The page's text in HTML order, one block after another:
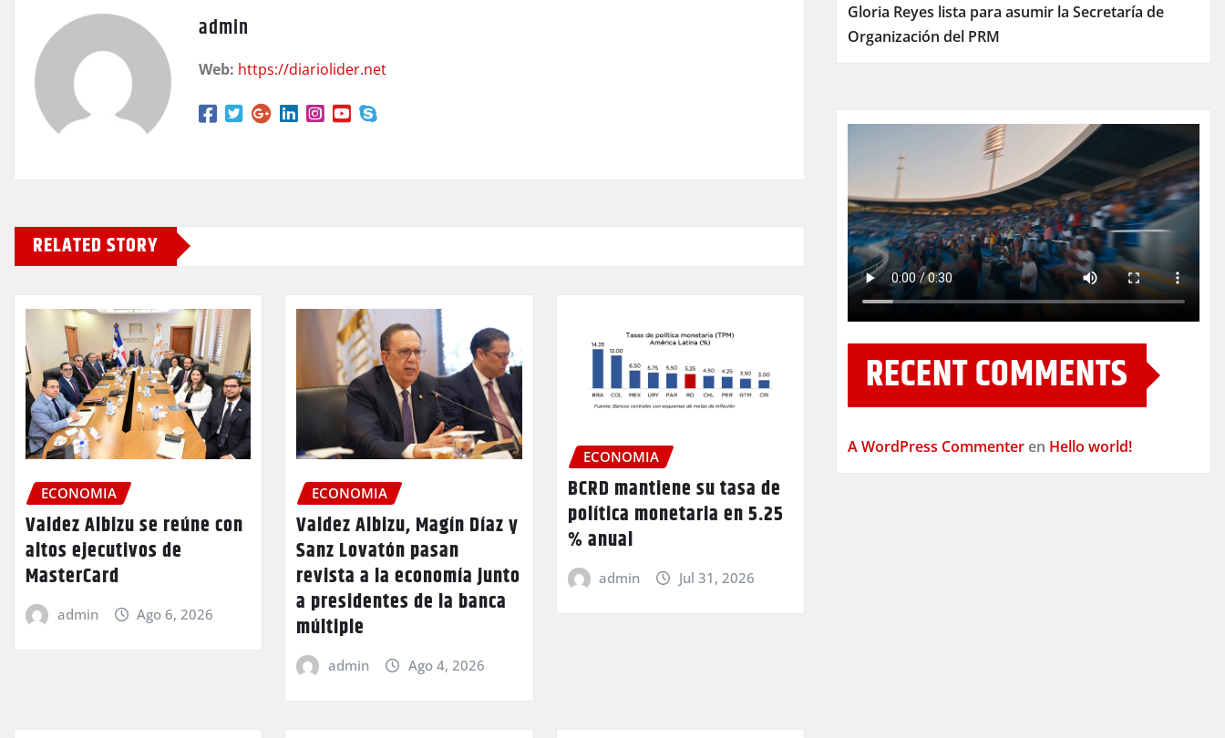
admin
Web: https://diariolider.net
RELATED STORY
ECONOMIA
Valdez Albizu se reúne con
altos ejecutivos de
MasterCard
admin Ago 6, 2026
ECONOMIA
Valdez Albizu, Magín Díaz y
Sanz Lovatón pasan
revista a la economía junto
a presidentes de la banca
múltiple
admin Ago 4, 2026
ECONOMIA
BCRD mantiene su tasa de
política monetaria en 5.25
% anual
admin Jul 31, 2026
Gloria Reyes lista para asumir la Secretaría de
Organización del PRM
RECENT COMMENTS
A WordPress Commenter en Hello world!